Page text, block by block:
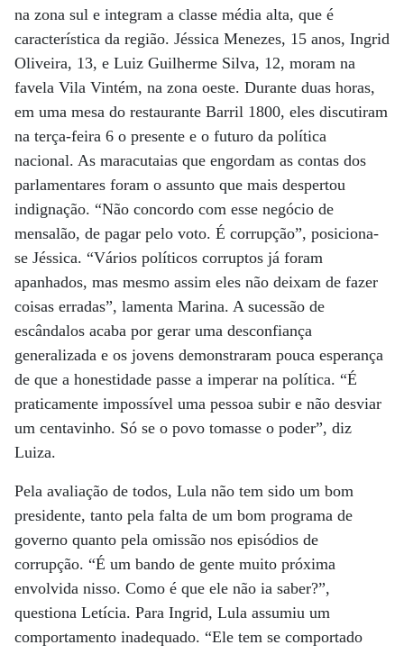
na zona sul e integram a classe média alta, que é
característica da região. Jéssica Menezes, 15 anos, Ingrid
Oliveira, 13, e Luiz Guilherme Silva, 12, moram na
favela Vila Vintém, na zona oeste. Durante duas horas,
em uma mesa do restaurante Barril 1800, eles discutiram
na terça-feira 6 o presente e o futuro da política
nacional. As maracutaias que engordam as contas dos
parlamentares foram o assunto que mais despertou
indignação. “Não concordo com esse negócio de
mensalão, de pagar pelo voto. É corrupção”, posiciona-
se Jéssica. “Vários políticos corruptos já foram
apanhados, mas mesmo assim eles não deixam de fazer
coisas erradas”, lamenta Marina. A sucessão de
escândalos acaba por gerar uma desconfiança
generalizada e os jovens demonstraram pouca esperança
de que a honestidade passe a imperar na política. “É
praticamente impossível uma pessoa subir e não desviar
um centavinho. Só se o povo tomasse o poder”, diz
Luiza.
Pela avaliação de todos, Lula não tem sido um bom
presidente, tanto pela falta de um bom programa de
governo quanto pela omissão nos episódios de
corrupção. “É um bando de gente muito próxima
envolvida nisso. Como é que ele não ia saber?”,
questiona Letícia. Para Ingrid, Lula assumiu um
comportamento inadequado. “Ele tem se comportado